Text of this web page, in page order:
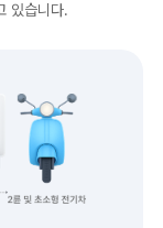
있습니다.